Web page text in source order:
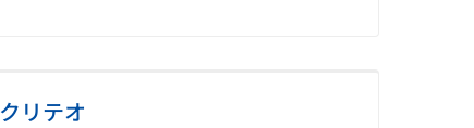
クリテオ